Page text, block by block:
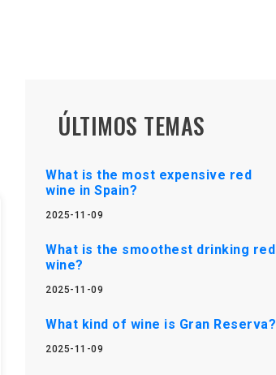
ÚLTIMOS TEMAS
What is the most expensive red
wine in Spain?
2025-11-09
What is the smoothest drinking red
wine?
2025-11-09
What kind of wine is Gran Reserva?
2025-11-09